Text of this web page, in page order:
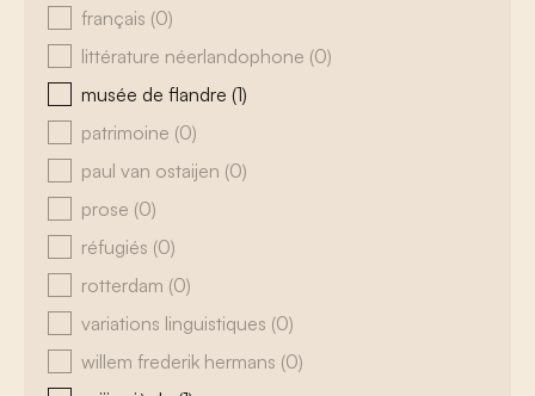
français (0)
littérature néerlandophone (0)
musée de flandre (1)
patrimoine (0)
paul van ostaijen (0)
prose (0)
réfugiés (0)
rotterdam (0)
variations linguistiques (0)
willem frederik hermans (0)